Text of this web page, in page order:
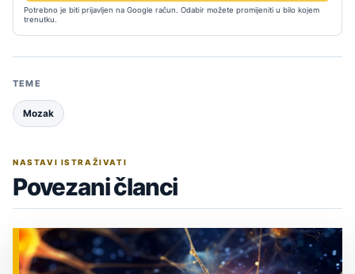
Potrebno je biti prijavljen na Google račun. Odabir možete promijeniti u bilo kojem
trenutku.
TEME
Mozak
NASTAVI ISTRAŽIVATI
Povezani članci